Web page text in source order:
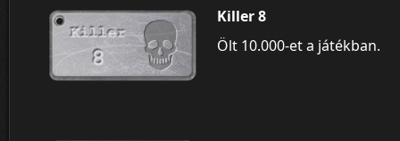
Killer 8
Ölt 10.000-et a játékban.